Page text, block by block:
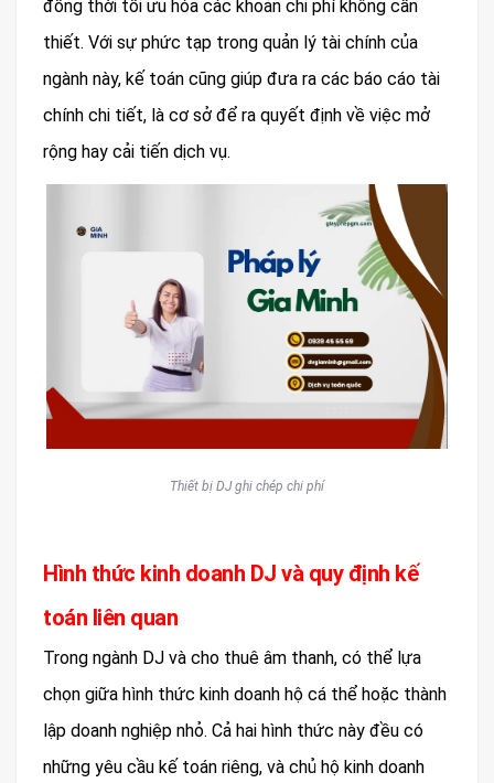
đồng thời tối ưu hóa các khoản chi phí không cần
thiết. Với sự phức tạp trong quản lý tài chính của
ngành này, kế toán cũng giúp đưa ra các báo cáo tài
chính chi tiết, là cơ sở để ra quyết định về việc mở
rộng hay cải tiến dịch vụ.
Thiết bị DJ ghi chép chi phí
Hình thức kinh doanh DJ và quy định kế
toán liên quan
Trong ngành DJ và cho thuê âm thanh, có thể lựa
chọn giữa hình thức kinh doanh hộ cá thể hoặc thành
lập doanh nghiệp nhỏ. Cả hai hình thức này đều có
những yêu cầu kế toán riêng, và chủ hộ kinh doanh